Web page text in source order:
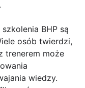
BHP są
osób twierdzi,
trenerem może
wiedzy.